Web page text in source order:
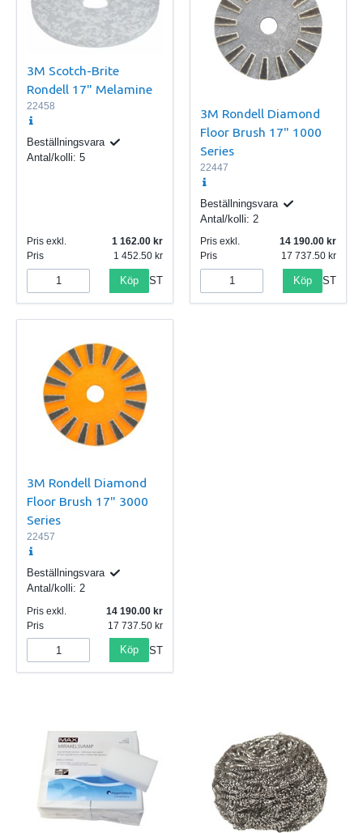
3M Scotch-Brite
Rondell 17" Melamine
22458
Beställningsvara
Antal/kolli: 5
Pris exkl.
1 162.00
Pris
1 452.50
Köp ST
3M Rondell Diamond
Floor Brush 17" 1000
Series
22447
Beställningsvara
Antal/kolli: 2
Pris exkl.
14 190.00
Pris
17 737.50
Köp ST
3M Rondell Diamond
Floor Brush 17" 3000
Series
22457
Beställningsvara
Antal/kolli: 2
Pris exkl.
14 190.00
Pris
17 737.50
Köp ST